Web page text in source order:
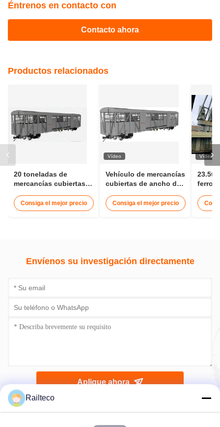
Éntrenos en contacto con
Contacto ahora
Productos relacionados
20 toneladas de
mercancías cubiertas
cerrada vagón
ferroviario de
Consiga el mejor precio
Vídeo
Vehículo de mercancías
cubiertas de ancho de
Vehículo de mercancías
de acero
Consiga el mejor precio
Vídeo
23.5t
Envíenos su investigación directamente
Aplique ahora
Railteco